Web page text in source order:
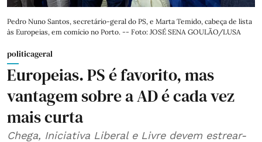
Pedro Nuno Santos, secretário-geral do PS, e Marta Temido, cabeça de lista
às Europeias, em comício no Porto. -- Foto: JOSÉ SENA GOULÃO/LUSA
politicageral
Europeias. PS é favorito, mas
vantagem sobre a AD é cada vez
mais curta
Chega, Iniciativa Liberal e Livre devem estrear-